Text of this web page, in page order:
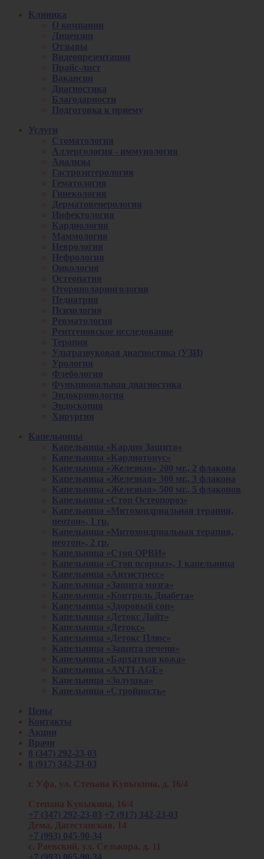
Клиника
О компании
Лицензии
Отзывы
Видеопрезентации
Прайс-лист
Вакансии
Диагностика
Благодарности
Подготовка к приему
Услуги
Стоматология
Аллергология - иммунология
Анализы
Гастроэнтерология
Гематология
Гинекология
Дерматовенерология
Инфектология
Кардиология
Маммология
Неврология
Нефрология
Онкология
Остеопатия
Оториноларингология
Педиатрия
Психология
Ревматология
Рентгеновское исследование
Терапия
Ультразвуковая диагностика (УЗИ)
Урология
Флебология
Функциональная диагностика
Эндокринология
Эндоскопия
Хирургия
Капельницы
Капельница «Кардио Защита»
Капельница «Кардиотонус»
Капельница «Железная» 200 мг., 2 флакона
Капельница «Железная» 300 мг., 3 флакона
Капельница «Железная» 500 мг., 5 флаконов
Капельница «Стоп Остеопороз»
Капельница «Митохондриальная терапия,
неотон», 1 гр.
Капельница «Митохондриальная терапия,
неотон», 2 гр.
Капельница «Стоп ОРВИ»
Капельница «Стоп псориаз», 1 капельница
Капельница «Антистресс»
Капельница «Защита мозга»
Капельница «Контроль Диабета»
Капельница «Здоровый сон»
Капельница «Детокс Лайт»
Капельница «Детокс»
Капельница «Детокс Плюс»
Капельница «Защита печени»
Капельница «Бархатная кожа»
Капельница «ANTI-AGE»
Капельница «Золушка»
Капельница «Стройность»
Цены
Контакты
Акции
Врачи
8 (347) 292-23-03
8 (917) 342-23-03
г. Уфа, ул. Степана Кувыкина, д. 16/4
Степана Кувыкина, 16/4
+7 (347) 292-23-03 +7 (917) 342-23-03
Дема, Дагестанская, 14
+7 (993) 045-90-34
с. Раевский, ул. Селькора, д. 11
+7 (993) 065-90-34